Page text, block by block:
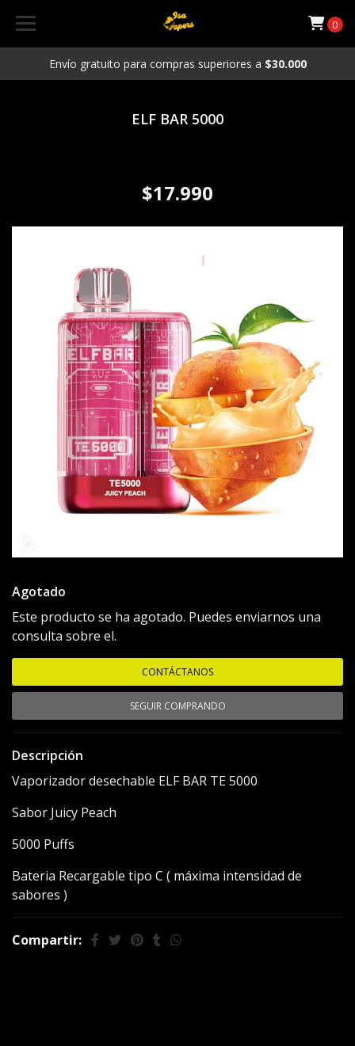
Envío gratuito para compras superiores a $30.000
0
ELF BAR 5000
$17.990
Agotado
Este producto se ha agotado. Puedes enviarnos una
consulta sobre el.
CONTÁCTANOS
SEGUIR COMPRANDO
Descripción
Vaporizador desechable ELF BAR TE 5000
Sabor Juicy Peach
5000 Puffs
Bateria Recargable tipo C ( máxima intensidad de
sabores )
Compartir: